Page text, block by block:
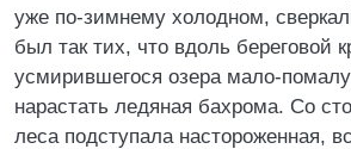
уже по-зимнему холодном,
был так тих, что вдоль береговой
усмирившегося озера мало-
нарастать ледяная бахрома. Со
леса подступала настороженная,